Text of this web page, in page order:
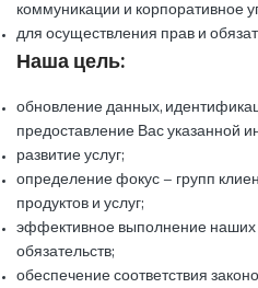
коммуникации и корпоративное
для осуществления прав и
Наша цель:
обновление данных,
предоставление Вас указанной
развитие услуг;
определение фокус – групп
продуктов и услуг;
эффективное выполнение наших
обязательств;
обеспечение соответствия